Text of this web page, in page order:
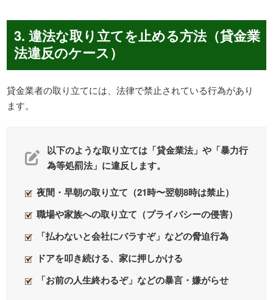
3. 違法な取り立てを止める方法（貸金業
法違反のケース）
貸金業者の取り立てには、法律で禁止されている行為があり
ます。
以下のような取り立ては「貸金業法」や「暴力行
為等処罰法」に違反します。
夜間・早朝の取り立て（21時〜翌朝8時は禁止）
職場や家族への取り立て（プライバシーの侵害）
「払わないと会社にバラすぞ」などの脅迫行為
ドアを叩き続ける、家に押しかける
「お前の人生終わるぞ」などの暴言・嫌がらせ